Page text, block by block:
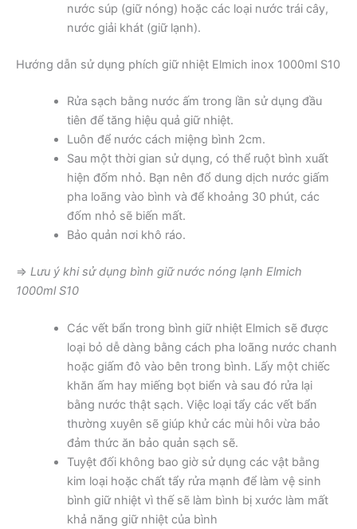
nước súp (giữ nóng) hoặc các loại nước trái cây,
nước giải khát (giữ lạnh).
Hướng dẫn sử dụng phích giữ nhiệt Elmich inox 1000ml S10
Rửa sạch bằng nước ấm trong lần sử dụng đầu
tiên để tăng hiệu quả giữ nhiệt.
Luôn để nước cách miệng bình 2cm.
Sau một thời gian sử dụng, có thể ruột bình xuất
hiện đốm nhỏ. Bạn nên đổ dung dịch nước giấm
pha loãng vào bình và để khoảng 30 phút, các
đốm nhỏ sẽ biến mất.
Bảo quản nơi khô ráo.
⇒ Lưu ý khi sử dụng bình giữ nước nóng lạnh Elmich
1000ml S10
Các vết bẩn trong bình giữ nhiệt Elmich sẽ được
loại bỏ dễ dàng bằng cách pha loãng nước chanh
hoặc giấm đô vào bên trong bình. Lấy một chiếc
khăn ấm hay miếng bọt biển và sau đó rửa lại
bằng nước thật sạch. Việc loại tẩy các vết bẩn
thường xuyên sẽ giúp khử các mùi hôi vừa bảo
đảm thức ăn bảo quản sạch sẽ.
Tuyệt đối không bao giờ sử dụng các vật bằng
kim loại hoặc chất tẩy rửa mạnh để làm vệ sinh
bình giữ nhiệt vì thế sẽ làm bình bị xước làm mất
khả năng giữ nhiệt của bình